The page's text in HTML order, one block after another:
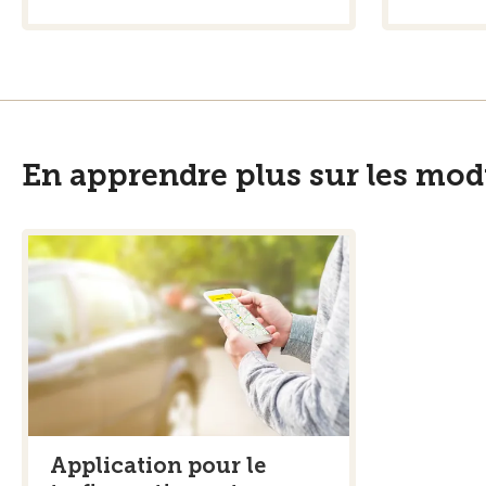
En apprendre plus sur les
Application pour le